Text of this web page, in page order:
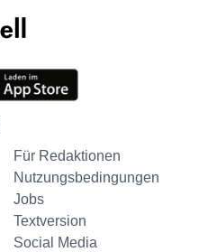
Für Redaktionen
Nutzungsbedingungen
Jobs
Textversion
Social Media